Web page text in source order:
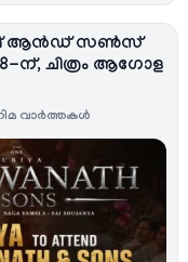
ആൻഡ് സൺസ്
8-ന്, ചിത്രം ആഗോള
വാര്‍ത്തകള്‍